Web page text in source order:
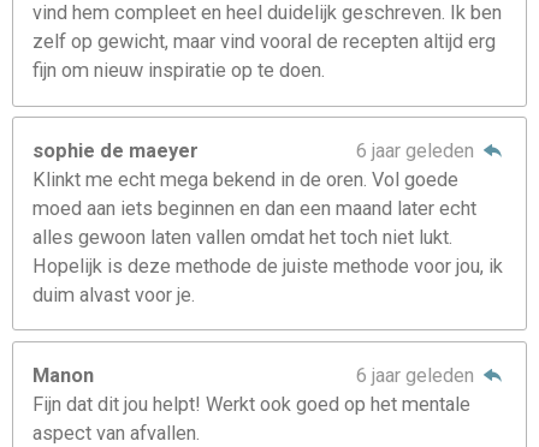
vind hem compleet en heel duidelijk geschreven. Ik ben
zelf op gewicht, maar vind vooral de recepten altijd erg
fijn om nieuw inspiratie op te doen.
sophie de maeyer
6 jaar geleden
Klinkt me echt mega bekend in de oren. Vol goede
moed aan iets beginnen en dan een maand later echt
alles gewoon laten vallen omdat het toch niet lukt.
Hopelijk is deze methode de juiste methode voor jou, ik
duim alvast voor je.
Manon
6 jaar geleden
Fijn dat dit jou helpt! Werkt ook goed op het mentale
aspect van afvallen.